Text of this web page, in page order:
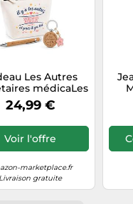
Les Autres
médicaLes
| Coffret Trousse,
& Porte-clés
Femme
24,99 €
Voir l'offre
marketplace.fr
Livraison gratuite